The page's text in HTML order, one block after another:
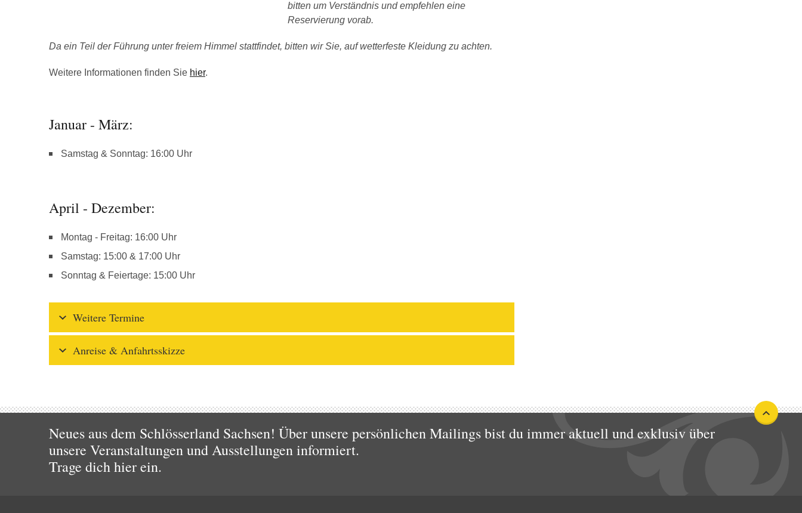
bitten um Verständnis und empfehlen eine
Reservierung vorab.
Da ein Teil der Führung unter freiem Himmel stattfindet, bitten wir Sie, auf wetterfeste Kleidung zu achten.
Weitere Informationen finden Sie hier.
Januar - März:
Samstag & Sonntag: 16:00 Uhr
April - Dezember:
Montag - Freitag: 16:00 Uhr
Samstag: 15:00 & 17:00 Uhr
Sonntag & Feiertage: 15:00 Uhr
Weitere Termine
Anreise & Anfahrtsskizze
Neues aus dem Schlösserland Sachsen! Über unsere persönlichen Mailings bist du immer aktuell und exklusiv über
unsere Veranstaltungen und Ausstellungen informiert.
Trage dich hier ein.